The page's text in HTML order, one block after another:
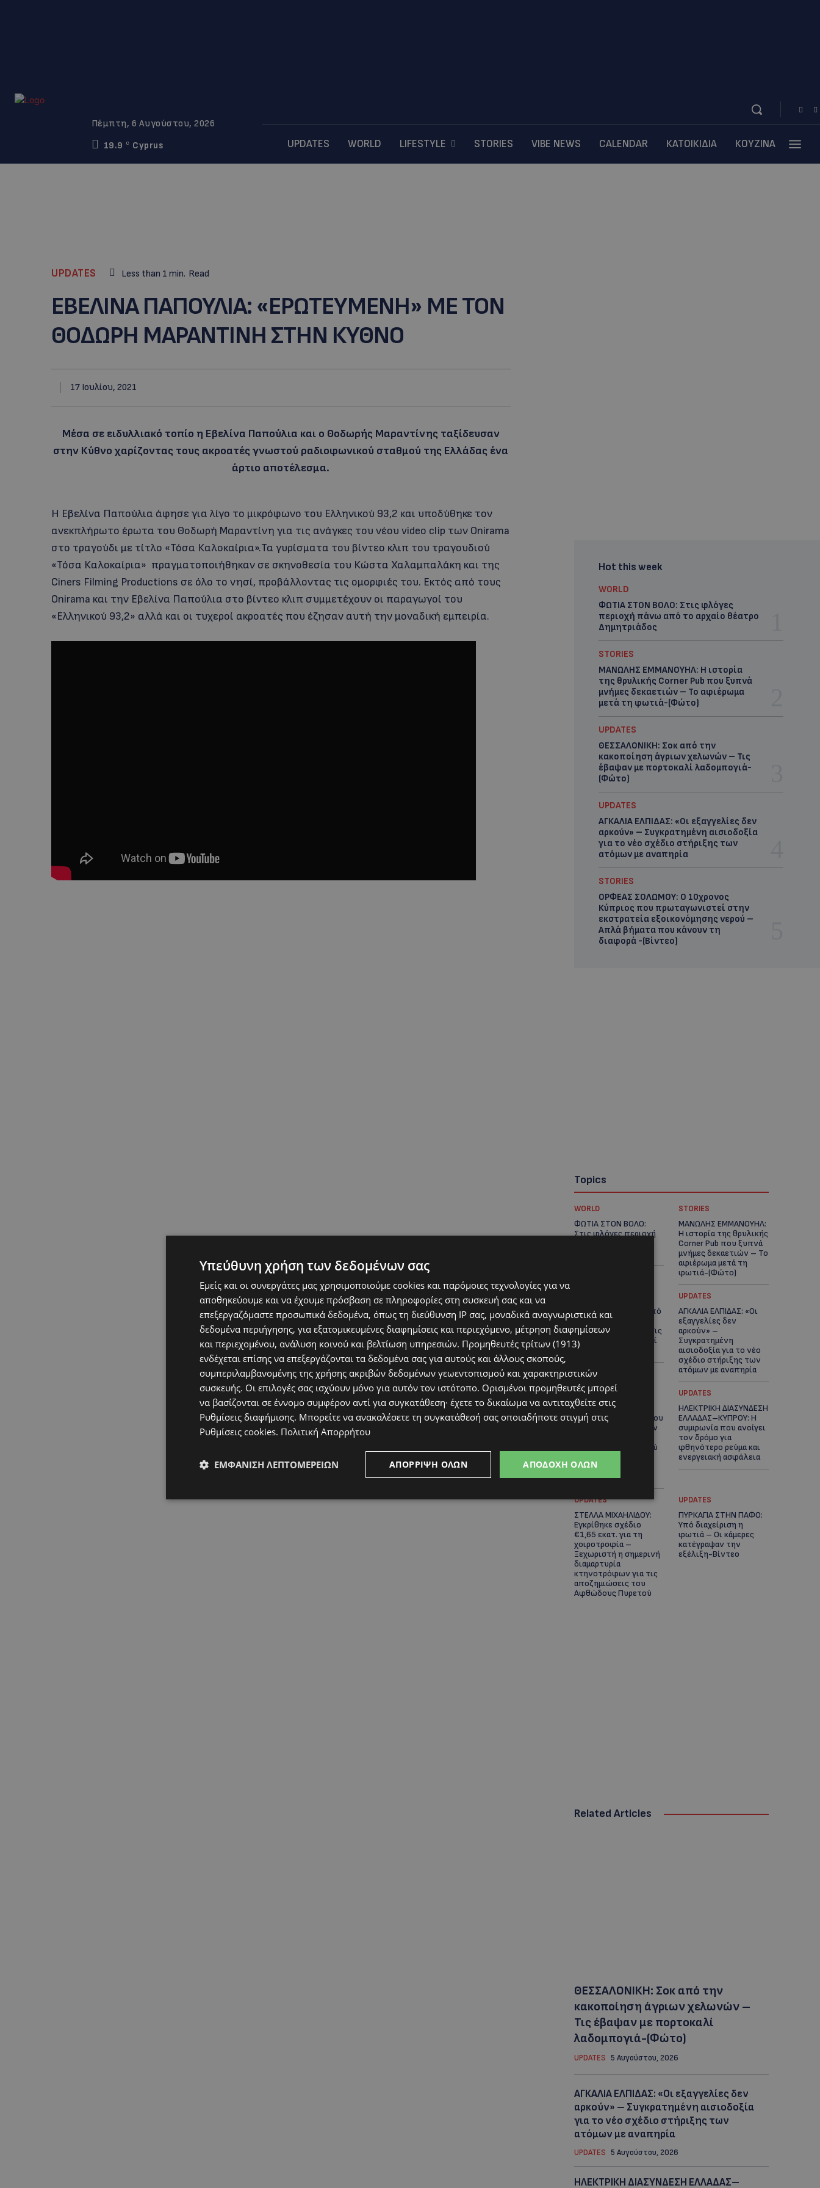
Πέμπτη, 6 Αυγούστου, 2026
19.9
C Cyprus UPDATES WORLD LIFESTYLE STORIES VIBE NEWS CALENDAR ΚΑΤΟΙΚΙΔΙΑ ΚΟΥΖΙΝΑ
UPDATES Less than 1 min. Read
ΕBEΛΙΝΑ ΠΑΠΟΥΛΙΑ: «EΡΩΤΕΥΜΕΝΗ» ΜΕ ΤΟΝ
ΘΟΔΩΡΗ ΜΑΡΑΝΤΙΝΗ ΣΤΗΝ ΚΥΘΝΟ
17 Ιουλίου, 2021
Μέσα σε ειδυλλιακό τοπίο η Εβελίνα Παπούλια και ο Θοδωρής Μαραντίνης ταξίδευσαν
στην Κύθνο χαρίζοντας τους ακροατές γνωστού ραδιοφωνικού σταθμού της Ελλάδας ένα
άρτιο αποτέλεσμα.
Η Εβελίνα Παπούλια άφησε για λίγο το μικρόφωνο του Ελληνικού 93,2 και υποδύθηκε τον
ανεκπλήρωτο έρωτα του Θοδωρή Μαραντίνη για τις ανάγκες του νέου video clip των Onirama
στο τραγούδι με τίτλο «Τόσα Καλοκαίρια».Τα γυρίσματα του βίντεο κλιπ του τραγουδιού
«Τόσα Καλοκαίρια» πραγματοποιήθηκαν σε σκηνοθεσία του Κώστα Χαλαμπαλάκη και της
Ciners Filming Productions σε όλο το νησί, προβάλλοντας τις ομορφιές του. Εκτός από τους
Onirama και την Εβελίνα Παπούλια στο βίντεο κλιπ συμμετέχουν οι παραγωγοί του
«Ελληνικού 93,2» αλλά και οι τυχεροί ακροατές που έζησαν αυτή την μοναδική εμπειρία.
Hot this week
WORLD
ΦΩΤΙΑ ΣΤΟΝ ΒΟΛΟ: Στις φλόγες
περιοχή πάνω από το αρχαίο θέατρο
Δημητριάδος
STORIES
ΜΑΝΩΛΗΣ ΕΜΜΑΝΟΥΗΛ: Η ιστορία
της θρυλικής Corner Pub που ξυπνά
μνήμες δεκαετιών – Το αφιέρωμα
μετά τη φωτιά-(Φώτο)
UPDATES
ΘΕΣΣΑΛΟΝΙΚΗ: Σοκ από την
κακοποίηση άγριων χελωνών – Τις
έβαψαν με πορτοκαλί λαδομπογιά-
(Φώτο)
UPDATES
ΑΓΚΑΛΙΑ ΕΛΠΙΔΑΣ: «Οι εξαγγελίες δεν
αρκούν» – Συγκρατημένη αισιοδοξία
για το νέο σχέδιο στήριξης των
ατόμων με αναπηρία
STORIES
ΟΡΦΕΑΣ ΣΟΛΩΜΟΥ: Ο 10χρονος
Κύπριος που πρωταγωνιστεί στην
εκστρατεία εξοικονόμησης νερού –
Απλά βήματα που κάνουν τη
διαφορά -(Βίντεο)
Topics
WORLD
ΦΩΤΙΑ ΣΤΟΝ ΒΟΛΟ:
Στις φλόγες περιοχή
STORIES
ΜΑΝΩΛΗΣ ΕΜΜΑΝΟΥΗΛ:
Η ιστορία της θρυλικής
Corner Pub που ξυπνά
μνήμες δεκαετιών – Το
αφιέρωμα μετά τη
φωτιά-(Φώτο)
ΘΕΣΣΑΛΟΝΙΚΗ: Σοκ από
την κακοποίηση
άγριων χελωνών – Τις
έβαψαν με πορτοκαλί
λαδομπογιά-(Φώτο)
UPDATES
ΑΓΚΑΛΙΑ ΕΛΠΙΔΑΣ: «Οι
εξαγγελίες δεν
αρκούν» –
Συγκρατημένη
αισιοδοξία για το νέο
σχέδιο στήριξης των
ατόμων με αναπηρία
STORIES
ΟΡΦΕΑΣ ΣΟΛΩΜΟΥ: Ο
10χρονος Κύπριος που
πρωταγωνιστεί στην
εξοικονόμησης νερού
κάνουν τη διαφορά -
(Βίντεο)
UPDATES
ΗΛΕΚΤΡΙΚΗ ΔΙΑΣΥΝΔΕΣΗ
ΕΛΛΑΔΑΣ–ΚΥΠΡΟΥ: Η
συμφωνία που ανοίγει
τον δρόμο για
φθηνότερο ρεύμα και
ενεργειακή ασφάλεια
UPDATES
ΣΤΕΛΛΑ ΜΙΧΑΗΛΙΔΟΥ:
Εγκρίθηκε σχέδιο
€1,65 εκατ. για τη
χοιροτροφία –
Ξεχωριστή η σημερινή
διαμαρτυρία
κτηνοτρόφων για τις
αποζημιώσεις του
Αφθώδους Πυρετού
UPDATES
ΠΥΡΚΑΓΙΑ ΣΤΗΝ ΠΑΦΟ:
Υπό διαχείριση η
φωτιά – Οι κάμερες
κατέγραψαν την
εξέλιξη-Βίντεο
Related Articles
ΘΕΣΣΑΛΟΝΙΚΗ: Σοκ από την
κακοποίηση άγριων χελωνών –
Τις έβαψαν με πορτοκαλί
λαδομπογιά-(Φώτο)
UPDATES 5 Αυγούστου, 2026
ΑΓΚΑΛΙΑ ΕΛΠΙΔΑΣ: «Οι εξαγγελίες δεν
αρκούν» – Συγκρατημένη αισιοδοξία
για το νέο σχέδιο στήριξης των
ατόμων με αναπηρία
UPDATES 5 Αυγούστου, 2026
ΗΛΕΚΤΡΙΚΗ ΔΙΑΣΥΝΔΕΣΗ ΕΛΛΑΔΑΣ–
Υπεύθυνη χρήση των δεδομένων σας
Εμείς και οι συνεργάτες μας χρησιμοποιούμε cookies και παρόμοιες τεχνολογίες για να
αποθηκεύουμε και να έχουμε πρόσβαση σε πληροφορίες στη συσκευή σας και να
επεξεργαζόμαστε προσωπικά δεδομένα, όπως τη διεύθυνση IP σας, μοναδικά αναγνωριστικά και
δεδομένα περιήγησης, για εξατομικευμένες διαφημίσεις και περιεχόμενο, μέτρηση διαφημίσεων
και περιεχομένου, ανάλυση κοινού και βελτίωση υπηρεσιών. Προμηθευτές τρίτων (1913)
ενδέχεται επίσης να επεξεργάζονται τα δεδομένα σας για αυτούς και άλλους σκοπούς,
συμπεριλαμβανομένης της χρήσης ακριβών δεδομένων γεωεντοπισμού και χαρακτηριστικών
συσκευής. Οι επιλογές σας ισχύουν μόνο για αυτόν τον ιστότοπο. Ορισμένοι προμηθευτές μπορεί
να βασίζονται σε έννομο συμφέρον αντί για συγκατάθεση· έχετε το δικαίωμα να αντιταχθείτε στις
Ρυθμίσεις διαφήμισης. Μπορείτε να ανακαλέσετε τη συγκατάθεσή σας οποιαδήποτε στιγμή στις
Ρυθμίσεις cookies. Πολιτική Απορρήτου
ΑΠΟΔΟΧΉ ΌΛΩΝ
ΑΠΌΡΡΙΨΗ ΌΛΩΝ
ΕΜΦΆΝΙΣΗ ΛΕΠΤΟΜΕΡΕΙΏΝ